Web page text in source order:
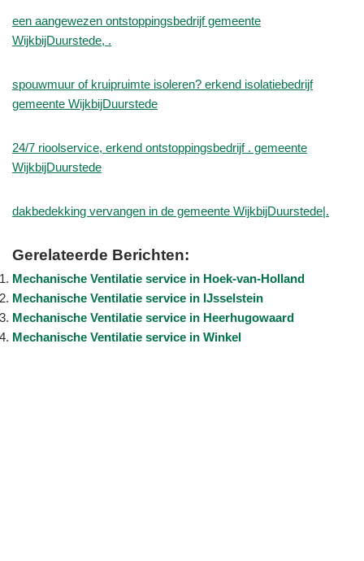
een aangewezen ontstoppingsbedrijf gemeente
WijkbijDuurstede, .
spouwmuur of kruipruimte isoleren? erkend isolatiebedrijf
gemeente WijkbijDuurstede
24/7 rioolservice, erkend ontstoppingsbedrijf . gemeente
WijkbijDuurstede
dakbedekking vervangen in de gemeente WijkbijDuurstede|.
Gerelateerde Berichten:
Mechanische Ventilatie service in Hoek-van-Holland
Mechanische Ventilatie service in IJsselstein
Mechanische Ventilatie service in Heerhugowaard
Mechanische Ventilatie service in Winkel